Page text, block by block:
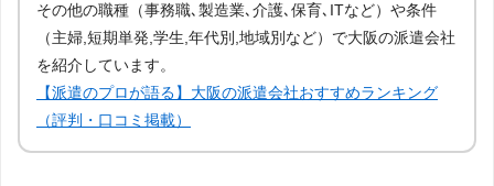
その他の職種（事務職､製造業､介護､保育､ITなど）や条件
（主婦,短期単発,学生,年代別,地域別など）で大阪の派遣会社
を紹介しています。
【派遣のプロが語る】大阪の派遣会社おすすめランキング
（評判・口コミ掲載）